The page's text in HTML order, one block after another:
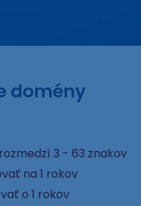
domény
3 - 63 znakov
na 1 rokov
o 1 rokov